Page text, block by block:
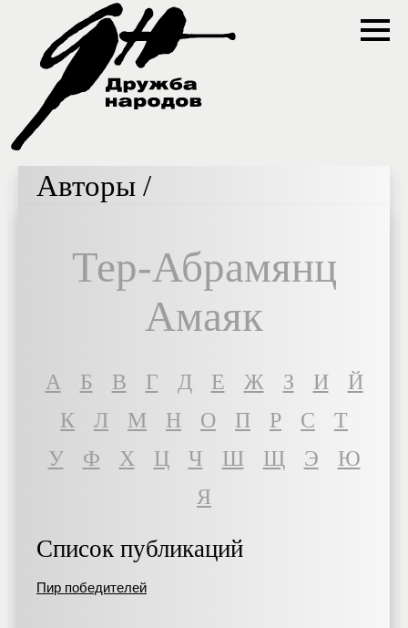
Авторы /
Тер-Абрамянц
Амаяк
A Б В Г Д Е Ж З И
Й
К
Л М Н О П Р С
Т
У
Ф Х Ц Ч Ш Щ Э
Ю
Я
Список публикаций
Пир победителей